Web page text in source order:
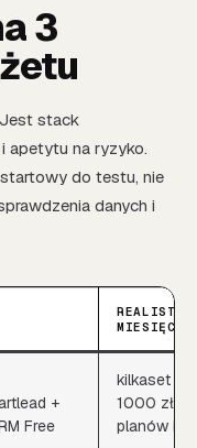
3
stack
apetytu na ryzyko.
do testu, nie
danych i
+
Free
kilkaset
1000 zł,
planów i